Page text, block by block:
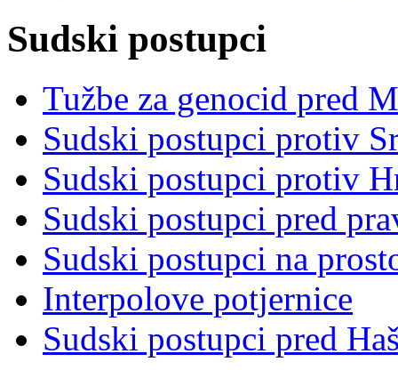
Sudski postupci
Tužbe za genocid pred
Sudski postupci protiv
Sudski postupci protiv
Sudski postupci pred
Sudski postupci na
Interpolove potjernice
Sudski postupci pred